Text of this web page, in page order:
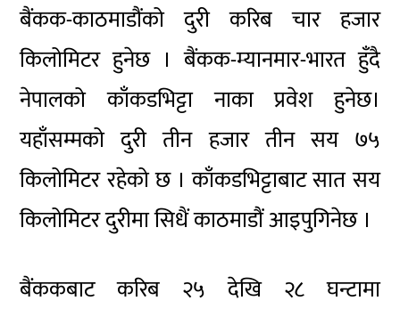
बैंकक-काठमाडौंको दुरी करिब चार हजार
किलोमिटर हुनेछ । बैंकक-म्यानमार-भारत हुँदै
नेपालको काँकडभिट्टा नाका प्रवेश हुनेछ।
यहाँसम्मको दुरी तीन हजार तीन सय ७५
किलोमिटर रहेको छ । काँकडभिट्टाबाट सात सय
किलोमिटर दुरीमा सिधैं काठमाडौं आइपुगिनेछ ।
बैंककबाट करिब २५ देखि २८ घन्टामा